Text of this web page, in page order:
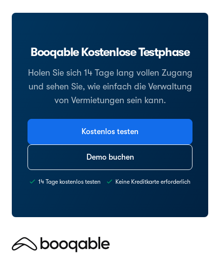
Booqable Kostenlose Testphase
Holen Sie sich 14 Tage lang vollen Zugang
und sehen Sie, wie einfach die Verwaltung
von Vermietungen sein kann.
Kostenlos testen
Demo buchen
14 Tage kostenlos testen Keine Kreditkarte erforderlich